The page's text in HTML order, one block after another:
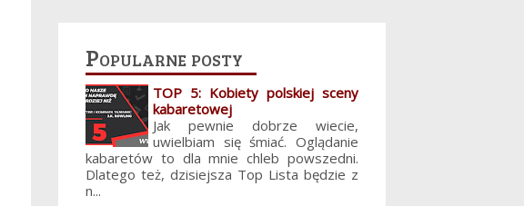
Popularne posty
TOP 5: Kobiety polskiej sceny
kabaretowej
Jak pewnie dobrze wiecie,
uwielbiam się śmiać. Oglądanie
kabaretów to dla mnie chleb powszedni.
Dlatego też, dzisiejsza Top Lista będzie z
n...